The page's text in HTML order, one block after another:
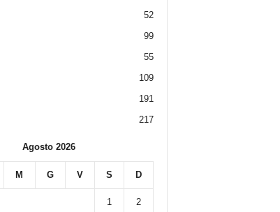
52
99
55
109
191
217
Agosto 2026
M G V S D
1 2